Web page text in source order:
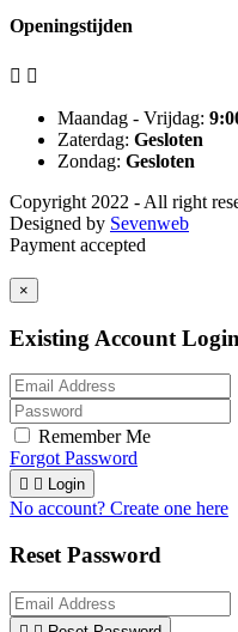
Openingstijden
 
Maandag - Vrijdag:
Zaterdag: Gesloten
Zondag: Gesloten
Copyright 2022 - All right
Designed by Sevenweb
Payment accepted
×
Existing Account Login
Remember Me
Forgot Password
  Login
No account? Create one here
Reset Password